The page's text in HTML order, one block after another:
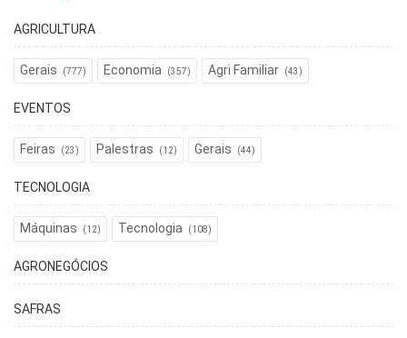
AGRICULTURA
Gerais (777) Economia (357) Agri Familiar (43)
EVENTOS
Feiras (23) Palestras (12) Gerais (44)
TECNOLOGIA
Máquinas (12) Tecnologia (108)
AGRONEGÓCIOS
SAFRAS